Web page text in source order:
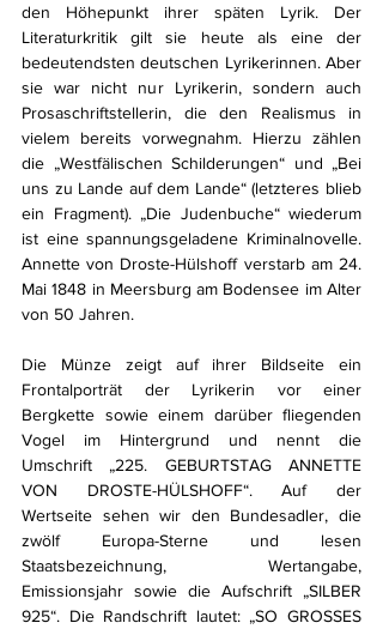
den Höhepunkt ihrer späten Lyrik. Der
Literaturkritik gilt sie heute als eine der
bedeutendsten deutschen Lyrikerinnen. Aber
sie war nicht nur Lyrikerin, sondern auch
Prosaschriftstellerin, die den Realismus in
vielem bereits vorwegnahm. Hierzu zählen
die „Westfälischen Schilderungen“ und „Bei
uns zu Lande auf dem Lande“ (letzteres blieb
ein Fragment). „Die Judenbuche“ wiederum
ist eine spannungsgeladene Kriminalnovelle.
Annette von Droste-Hülshoff verstarb am 24.
Mai 1848 in Meersburg am Bodensee im Alter
von 50 Jahren.
Die Münze zeigt auf ihrer Bildseite ein
Frontalporträt der Lyrikerin vor einer
Bergkette sowie einem darüber fliegenden
Vogel im Hintergrund und nennt die
Umschrift „225. GEBURTSTAG ANNETTE
VON DROSTE-HÜLSHOFF“. Auf der
Wertseite sehen wir den Bundesadler, die
zwölf Europa-Sterne und lesen
Staatsbezeichnung, Wertangabe,
Emissionsjahr sowie die Aufschrift „SILBER
925“. Die Randschrift lautet: „SO GROSSES